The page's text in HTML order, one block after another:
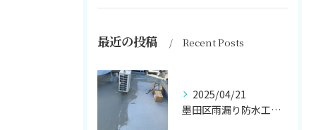
最近の投稿 Recent Posts
2025/04/21
墨田区雨漏り防水工事はナカオ塗装まで！！